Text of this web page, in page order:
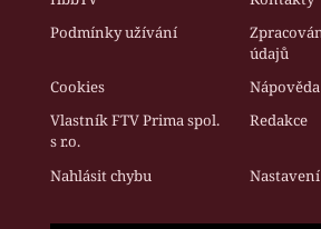
Podmínky užívání
údajů
Cookies
Nápověda
Vlastník FTV Prima spol.
s r.o.
Redakce
Nahlásit chybu